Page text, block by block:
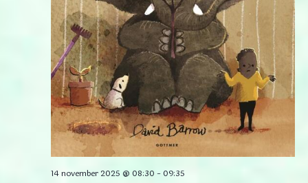
14 november 2025 @ 08:30 - 09:35